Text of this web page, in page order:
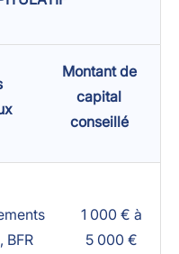
Montant de
capital
conseillé
BFR
1 000 € à
5 000 €